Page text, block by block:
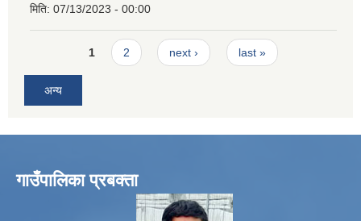
मिति: 07/13/2023 - 00:00
Pages1 2 next › last »
अन्य
गाउँपालिका प्रबक्ता